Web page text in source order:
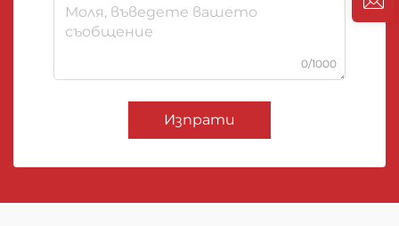
0/1000
Изпрати